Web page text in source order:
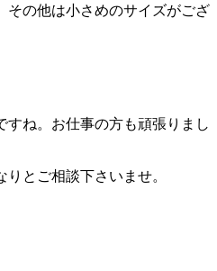
その他は小さめのサイズがござ
すね。お仕事の方も頑張りまし
とご相談下さいませ。